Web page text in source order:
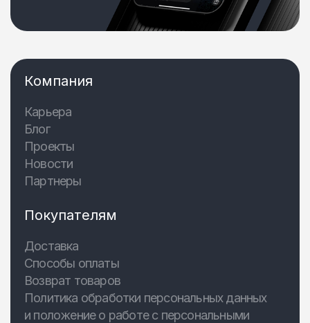
Компания
Карьера
Блог
Проекты
Новости
Партнеры
Покупателям
Доставка
Способы оплаты
Возврат товаров
Политика обработки персональных данных
и положение о работе с персональными